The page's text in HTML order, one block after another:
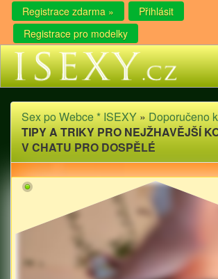
Registrace zdarma »
Přihlásit
Registrace pro modelky
Sex po Webce * ISEXY » Doporučeno
TIPY A TRIKY PRO NEJŽHAVĚJŠÍ
V CHATU PRO DOSPĚLÉ